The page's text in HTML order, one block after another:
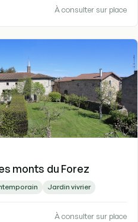
À consulter sur place
monts du Forez
Jardin vivrier
À consulter sur place